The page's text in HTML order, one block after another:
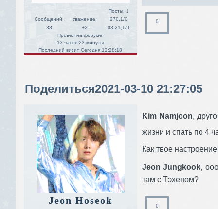
Сообщений:
38
Уважение:
+2
Посты: 1
270,1/0
03.21,1/0
Провел на форуме:
13 часов 23 минуты
Последний визит:Сегодня 12:28:18
0
Поделиться2021-03-10 21:27:05
Jeon Hoseok
Kim Namjoon,
жизни и спать по 4
Как твое
Jeon Jungkook,
там с Тэхеном?
0